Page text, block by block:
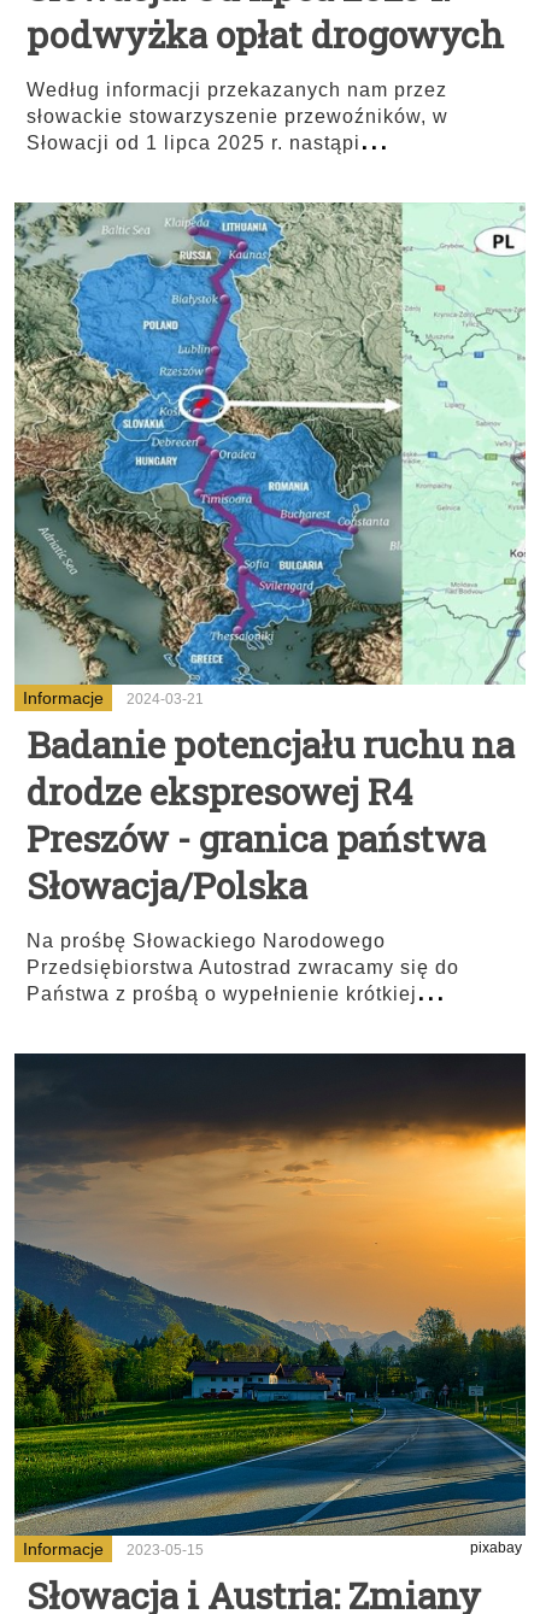
podwyżka opłat drogowych
Według informacji przekazanych nam przez
słowackie stowarzyszenie przewoźników, w
Słowacji od 1 lipca 2025 r. nastąpi...
Informacje 2024-03-21
Badanie potencjału ruchu na
drodze ekspresowej R4
Preszów - granica państwa
Słowacja/Polska
Na prośbę Słowackiego Narodowego
Przedsiębiorstwa Autostrad zwracamy się do
Państwa z prośbą o wypełnienie krótkiej...
Informacje 2023-05-15 pixabay
Słowacja i Austria: Zmiany